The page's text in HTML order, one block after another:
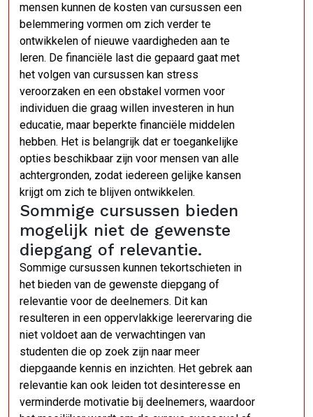
mensen kunnen de kosten van cursussen een
belemmering vormen om zich verder te
ontwikkelen of nieuwe vaardigheden aan te
leren. De financiële last die gepaard gaat met
het volgen van cursussen kan stress
veroorzaken en een obstakel vormen voor
individuen die graag willen investeren in hun
educatie, maar beperkte financiële middelen
hebben. Het is belangrijk dat er toegankelijke
opties beschikbaar zijn voor mensen van alle
achtergronden, zodat iedereen gelijke kansen
krijgt om zich te blijven ontwikkelen.
Sommige cursussen bieden
mogelijk niet de gewenste
diepgang of relevantie.
Sommige cursussen kunnen tekortschieten in
het bieden van de gewenste diepgang of
relevantie voor de deelnemers. Dit kan
resulteren in een oppervlakkige leerervaring die
niet voldoet aan de verwachtingen van
studenten die op zoek zijn naar meer
diepgaande kennis en inzichten. Het gebrek aan
relevantie kan ook leiden tot desinteresse en
verminderde motivatie bij deelnemers, waardoor